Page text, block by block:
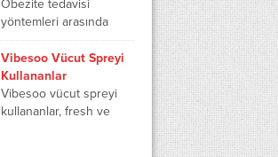
birbirinden maharetli
olup site sayesinde
istedikleri şekilde
kendi...
Obezite tedavisi
yöntemleri arasında
yutulabilir mide balonu
yorumları 2024 oldukça
popülerlik kazanmıştır.
Obezite, ciddi sağlık
sorunlarını da
Vibesoo Vücut Spreyi
Kullananlar
Vibesoo vücut spreyi
kullananlar, fresh ve